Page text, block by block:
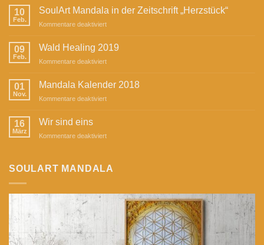
10
Feb.
SoulArt Mandala in der Zeitschrift „Herzstück“
Kommentare deaktiviertfür
Mandala
der
„Herzstück“
09
Feb.
Wald Healing 2019
Kommentare deaktiviertfür
Healing
01
Nov.
Mandala Kalender 2018
Kommentare deaktiviertfür
16
März
Wir sind eins
Kommentare deaktiviertfür
eins
SOULART MANDALA